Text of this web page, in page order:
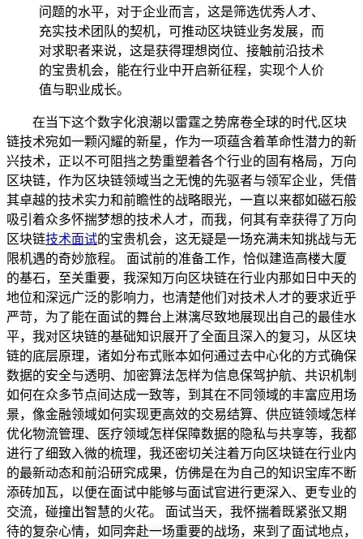
问题的水平，对于企业而言，这是筛选优秀人才、
充实技术团队的契机，可推动区块链业务发展，而
对求职者来说，这是获得理想岗位、接触前沿技术
的宝贵机会，能在行业中开启新征程，实现个人价
值与职业成长。
在当下这个数字化浪潮以雷霆之势席卷全球的时代,区块
链技术宛如一颗闪耀的新星，作为一项蕴含着革命性潜力的新
兴技术，正以不可阻挡之势重塑着各个行业的固有格局，万向
区块链，作为区块链领域当之无愧的先驱者与领军企业，凭借
其卓越的技术实力和前瞻性的战略眼光，一直以来都如磁石般
吸引着众多怀揣梦想的技术人才，而我，何其有幸获得了万向
区块链技术面试的宝贵机会，这无疑是一场充满未知挑战与无
限机遇的奇妙旅程。 面试前的准备工作，恰似建造高楼大厦
的基石，至关重要，我深知万向区块链在行业内那如日中天的
地位和深远广泛的影响力，也清楚他们对技术人才的要求近乎
严苛，为了能在面试的舞台上淋漓尽致地展现出自己的最佳水
平，我对区块链的基础知识展开了全面且深入的复习，从区块
链的底层原理，诸如分布式账本如何通过去中心化的方式确保
数据的安全与透明、加密算法怎样为信息保驾护航、共识机制
如何在众多节点间达成一致等，到其在不同领域的丰富应用场
景，像金融领域如何实现更高效的交易结算、供应链领域怎样
优化物流管理、医疗领域怎样保障数据的隐私与共享等，我都
进行了细致入微的梳理，我还密切关注着万向区块链在行业内
的最新动态和前沿研究成果，仿佛是在为自己的知识宝库不断
添砖加瓦，以便在面试中能够与面试官进行更深入、更专业的
交流，碰撞出智慧的火花。 面试当天，我怀揣着既紧张又期
待的复杂心情，如同奔赴一场重要的战场，来到了面试地点，